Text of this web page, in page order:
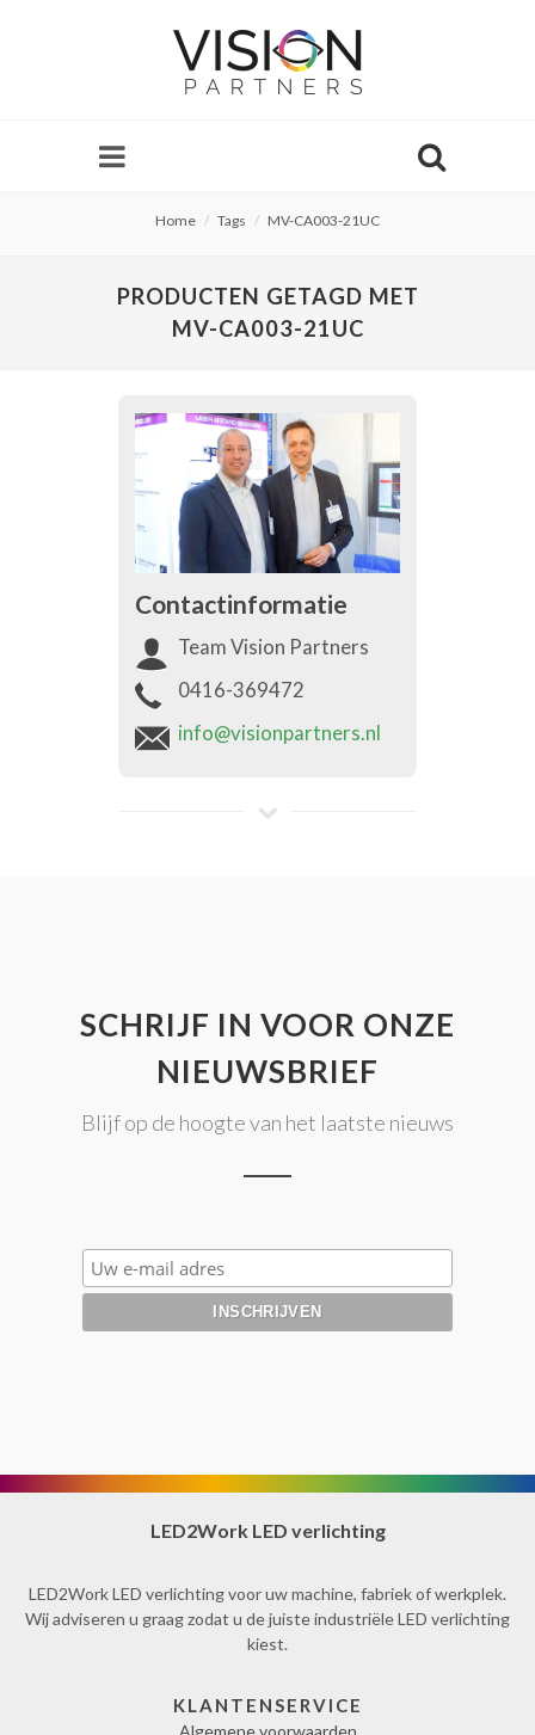
Home Tags MV-CA003-21UC
PRODUCTEN GETAGD MET
MV-CA003-21UC
Contactinformatie
Team Vision Partners
0416-369472
info@visionpartners.nl
SCHRIJF IN VOOR ONZE
NIEUWSBRIEF
Blijf op de hoogte van het laatste nieuws
LED2Work LED verlichting
LED2Work LED verlichting voor uw machine, fabriek of werkplek.
Wij adviseren u graag zodat u de juiste industriële LED verlichting
kiest.
KLANTENSERVICE